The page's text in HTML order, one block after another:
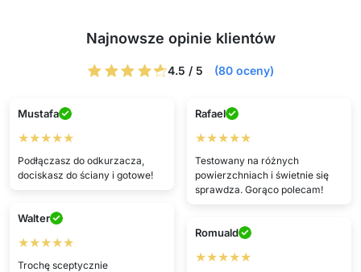
Najnowsze opinie klientów
4.5 / 5 (80 oceny)
Mustafa
★★★★★
Podłączasz do odkurzacza,
dociskasz do ściany i gotowe!
Rafael
★★★★★
Testowany na różnych
powierzchniach i świetnie się
sprawdza. Gorąco polecam!
Walter
★★★★★
Trochę sceptycznie
Romuald
★★★★★